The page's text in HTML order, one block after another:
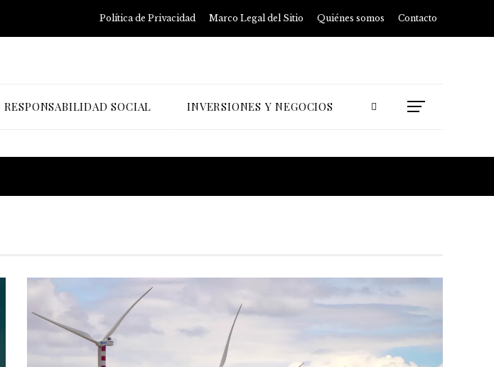
Política de Privacidad Marco Legal del Sitio Quiénes somos Contacto
RESPONSABILIDAD SOCIAL INVERSIONES Y NEGOCIOS